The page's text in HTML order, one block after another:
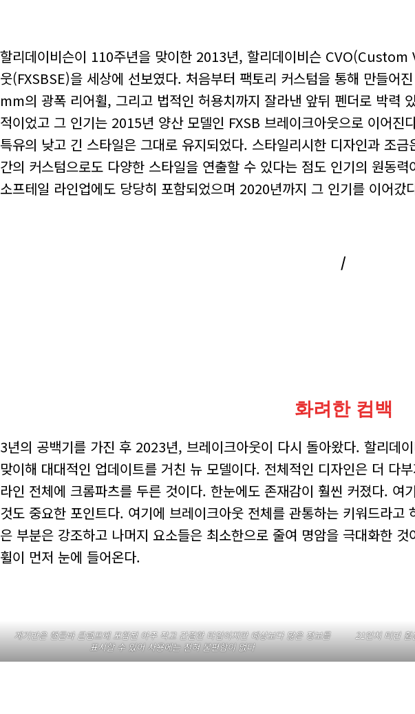
할리데이비슨이 110주년을 맞이한 2013년, 할리데이비슨
웃(FXSBSE)을 세상에 선보였다. 처음부터 팩토리 커스텀을 통해 만들어
mm의 광폭 리어휠, 그리고 법적인 허용치까지 잘라낸 앞뒤 펜더로 박력
적이었고 그 인기는 2015년 양산 모델인 FXSB 브레이크아웃으로 이어진
특유의 낮고 긴 스타일은 그대로 유지되었다. 스타일리시한 디자인과 조
간의 커스텀으로도 다양한 스타일을 연출할 수 있다는 점도 인기의 원동
소프테일 라인업에도 당당히 포함되었으며 2020년까지 그 인기를 이어갔
/
화려한 컴백
3년의 공백기를 가진 후 2023년, 브레이크아웃이 다시 돌아왔다. 할리데
맞이해 대대적인 업데이트를 거친 뉴 모델이다. 전체적인 디자인은 더 다
라인 전체에 크롬파츠를 두른 것이다. 한눈에도 존재감이 훨씬 커졌다. 여
것도 중요한 포인트다. 여기에 브레이크아웃 전체를 관통하는 키워드라
은 부분은 강조하고 나머지 요소들은 최소한으로 줄여 명암을 극대화한
휠이 먼저 눈에 들어온다.
계기반은 핸들바 클램프에 포함된 아주 작고 간결한 타입이지만 예상보다 많은 정보를
표시할 수 있어 사용에는 전혀 불편함이 없다
21인치 터빈 휠